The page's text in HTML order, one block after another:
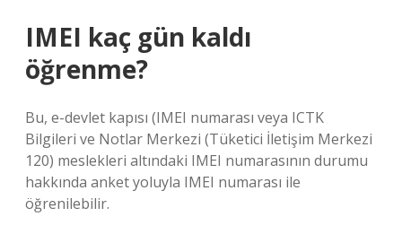
IMEI kaç gün kaldı
öğrenme?
Bu, e-devlet kapısı (IMEI numarası veya ICTK
Bilgileri ve Notlar Merkezi (Tüketici İletişim Merkezi
120) meslekleri altındaki IMEI numarasının durumu
hakkında anket yoluyla IMEI numarası ile
öğrenilebilir.